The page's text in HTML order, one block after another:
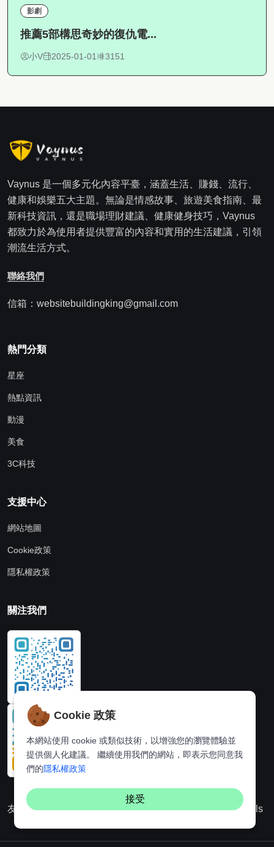
影劇
推薦5部構思奇妙的復仇電...
小V 2025-01-01 3151
Vaynus 是一個多元化內容平臺，涵蓋生活、賺錢、流行、
健康和娛樂五大主題。無論是情感故事、旅遊美食指南、最
新科技資訊，還是職場理財建議、健康健身技巧，Vaynus
都致力於為使用者提供豐富的內容和實用的生活建議，引領
潮流生活方式。
聯絡我們
信箱：websitebuildingking@gmail.com
熱門分類
星座
熱點資訊
動漫
美食
3C科技
支援中心
網站地圖
Cookie政策
隱私權政策
關注我們
友情連結：動漫派 線上圖片處理站 奈飛推薦 Hi,online tools
Cookie 政策
本網站使用 cookie 或類似技術，以增強您的瀏覽體驗並
提供個人化建議。 繼續使用我們的網站，即表示您同意我
們的隱私權政策
接受